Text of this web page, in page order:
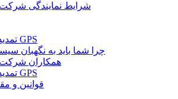
شرایط نمایندگی
تمدید اشتراک ردیاب GPS
چرا شما باید به نگهبان
همکاران
تمدید اشتراک ردیاب GPS
قوانین و